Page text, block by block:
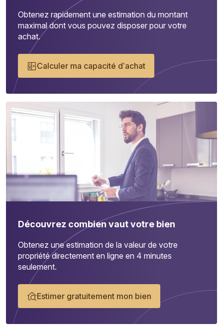
Obtenez rapidement une estimation du montant
maximal dont vous pouvez disposer pour votre
achat.
Calculer ma capacité d’achat
Découvrez combien vaut votre bien
Obtenez une estimation de la valeur de votre
propriété directement en ligne en 4 minutes
seulement.
Estimer gratuitement mon bien